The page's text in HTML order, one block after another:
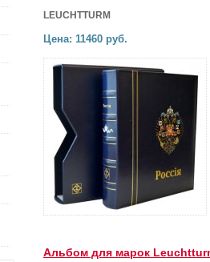
LEUCHTTURM
Цена: 11460 руб.
Альбом для марок